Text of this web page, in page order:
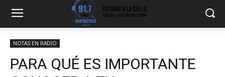
NOTAS EN RADIO
PARA QUÉ ES IMPORTANTE